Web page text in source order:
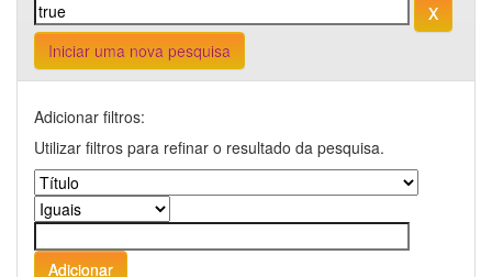
Iniciar uma nova pesquisa
Adicionar filtros:
Utilizar filtros para refinar o resultado da pesquisa.